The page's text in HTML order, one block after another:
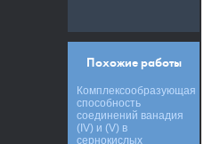
Похожие работы
Комплексообразующая
способность
соединений ванадия
(IV) и (V) в
сернокислых